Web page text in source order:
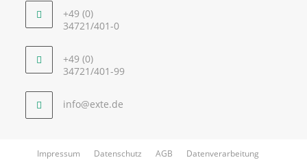
+49 (0)
34721/401-0
+49 (0)
34721/401-99
info@exte.de
Impressum Datenschutz AGB
Datenverarbeitung